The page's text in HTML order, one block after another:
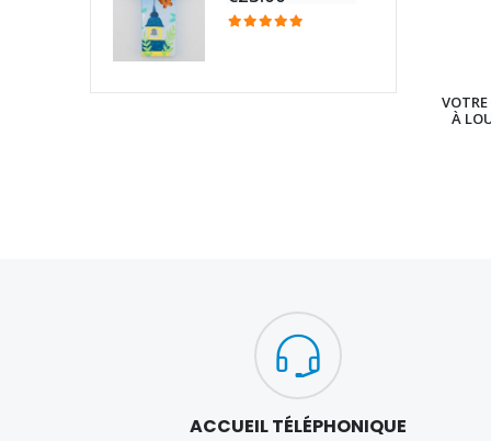
VOTRE
À
ACCUEIL TÉLÉPHONIQUE